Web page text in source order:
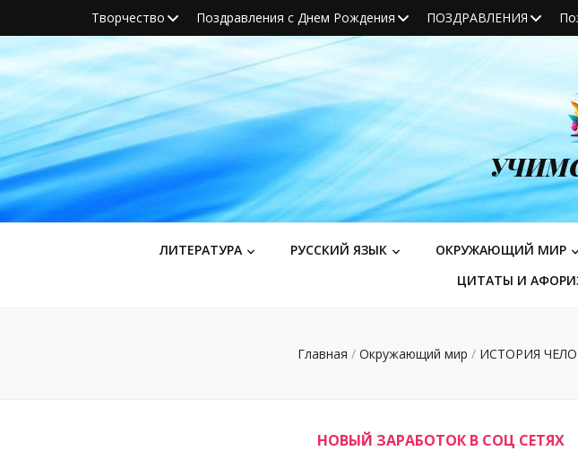
Творчество Поздравления с Днем Рождения ПОЗДРАВЛЕНИЯ
ЛИТЕРАТУРА РУССКИЙ ЯЗЫК ОКРУЖАЮЩИЙ МИР
ЦИТАТЫ И
Главная / Окружающий мир / ИСТОРИЯ
НОВЫЙ ЗАРАБОТОК В СОЦ СЕТЯХ